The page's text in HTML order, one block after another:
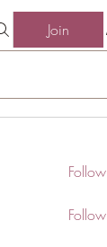
Join
Follow
Follow